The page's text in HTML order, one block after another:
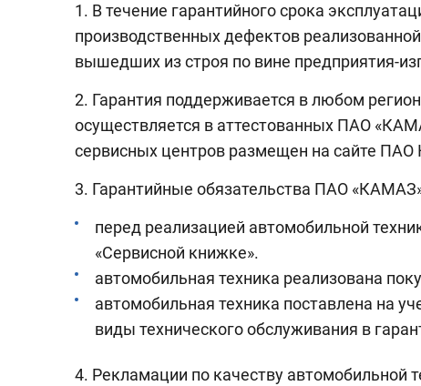
1. В течение гарантийного срока
производственных дефектов
вышедших из строя по вине предприятия-
2. Гарантия поддерживается в любом
осуществляется в аттестованных ПАО
сервисных центров размещен на сайте
3. Гарантийные обязательства ПАО
перед реализацией автомобильной
«Сервисной книжке».
автомобильная техника реализована
автомобильная техника поставлена на
виды технического обслуживания в
4. Рекламации по качеству автомобильной